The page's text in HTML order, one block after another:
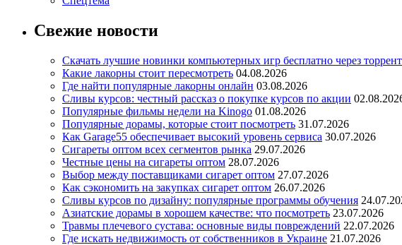
Свежие новости
Скачать лучшие новинки компьютерных игр бесплатно через
Какие лакорны стоит пересмотреть 04.08.2026
Где найти популярные лакорны онлайн 03.08.2026
Сливы курсов: честный рассказ о покупке курсов по акции
Популярные фильмы недели на Kinogo 01.08.2026
Популярные дорамы, которые стоит посмотреть 31.07.2026
Как Garage55 обеспечивает высокий уровень сервиса 30.07.2026
Сигареты оптом всех сегментов рынка 29.07.2026
Честные цены на сигареты оптом 28.07.2026
Выбор между поставщиками сигарет оптом 27.07.2026
Как сэкономить на закупках сигарет оптом 26.07.2026
Сливы курсов по дизайну: популярные программы обучения
Азиатские дорамы в хорошем качестве: что посмотреть 23.07.2026
Травмы плечевого сустава: основные виды повреждений 22.07.2026
Где искать недвижимость от собственников в Украине 21.07.2026